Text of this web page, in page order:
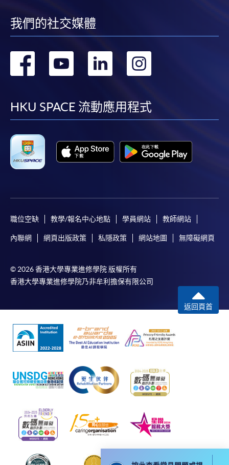
讀學歷頒授課程設有網上服務，在學學員亦可以「微
填寫網上報名表格
申請人可按該課程網頁的右上角的
後按照指示填妥網上報名表格。
docx, jpg 和pdf格式之附件。
繳費靈網上服務- 申請人須先開立繳費靈戶口及設
定繳費靈網上密碼。有關如何申請繳費靈戶口及密
http://www.ppshk.com 。
*信用咭網上繳費服務- 申請人可以 VISA 或
Mastercard（包括「香港大學專業進修學院
*香港大學專業進修學院Mastercard卡持有人如欲享用十個
月免息分期付款優惠，必須親臨本學院設有報名服務的教
學中心作付款安排。
如欲了解如何於網上報讀新課程及繳費，請瀏覽網上
我們的社交媒體
轉
facebook
轉
youtube
轉
linkedin
轉
HKU SPACE 流動應用程式
職位空缺 教學/報名中心地點 學員網站 教師網站
內聯網 網頁出版政策 私隱政策 網站地圖 無障礙網頁
© 2026 香港大學專業進修學院 版權所有
香港大學專業進修學院乃非牟利擔保有限公司
返回頁首